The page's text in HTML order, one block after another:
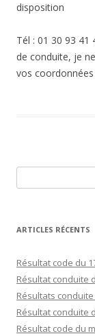
disposition
Tél : 01 30 93 41
de conduite, je
vos
e
h
r
c
h
e
r
ARTICLES RÉCENTS
Résultat code du
Résultat conduite
Résultats
Résultat conduite
Résultat code du